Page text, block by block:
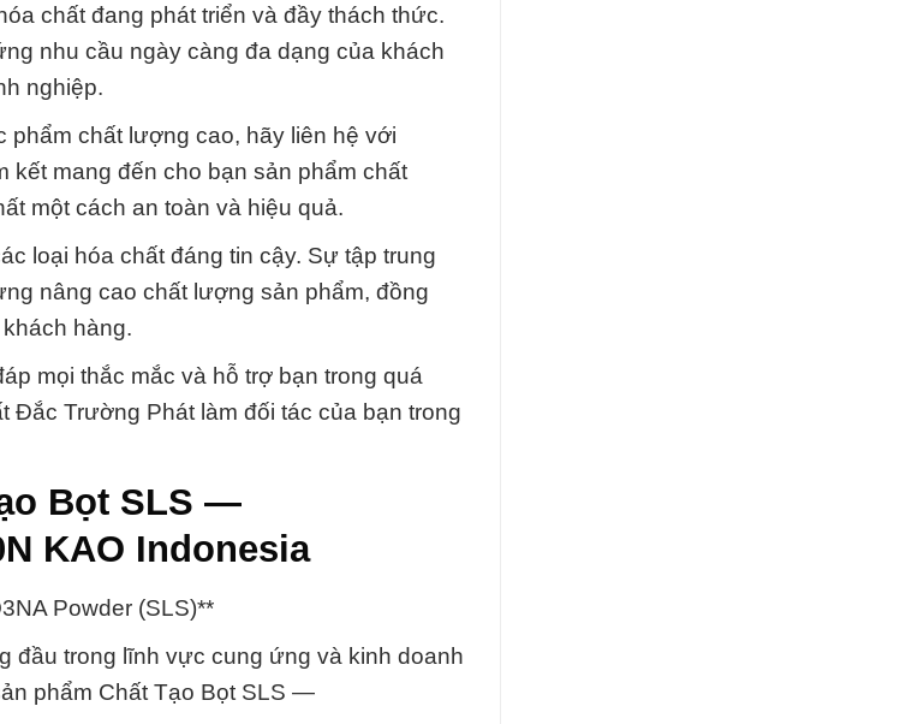
chất đang phát triển và đầy thách thức.
nhu cầu ngày càng đa dạng của khách
nghiệp.
phẩm chất lượng cao, hãy liên hệ với
kết mang đến cho bạn sản phẩm chất
một cách an toàn và hiệu quả.
loại hóa chất đáng tin cậy. Sự tập trung
nâng cao chất lượng sản phẩm, đồng
hàng.
mọi thắc mắc và hỗ trợ bạn trong quá
Đắc Trường Phát làm đối tác của bạn trong
Bọt SLS —
KAO Indonesia
Powder (SLS)**
đầu trong lĩnh vực cung ứng và kinh doanh
phẩm Chất Tạo Bọt SLS —